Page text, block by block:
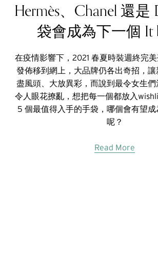
Hermès、Chanel 還
袋會成為下一個 It
在疫情影響下，2021 春夏時裝週終完
發佈移到網上，大品牌仍各出奇招，
盡風頭、大放異彩，而說到最令女生
令人眼花撩亂，想把每一個都放入
5 個最值得入手的手袋，哪個會有望
呢？
Read More